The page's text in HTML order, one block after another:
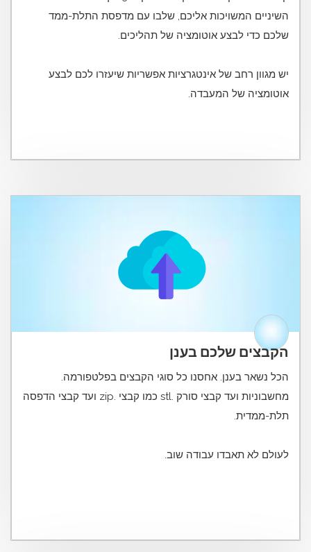
השיניים המשויכות אליכם, שלבו עם מדפסת התלת-ממד
יש מגוון רחב של אינטגרציות אפשריות שיעזרו לכם לבצע
אוטומציה של המעבדה.
הקבצים שלכם בענן
הכל נשאר בענן. אחסנו כל סוגי הקבצים בפלטפורמה.
מחשבוניות ועד קבצי סורק .stl כמו קבצי .zip ועד קבצי הדפסה
לעולם לא תאבדו עבודה שוב.